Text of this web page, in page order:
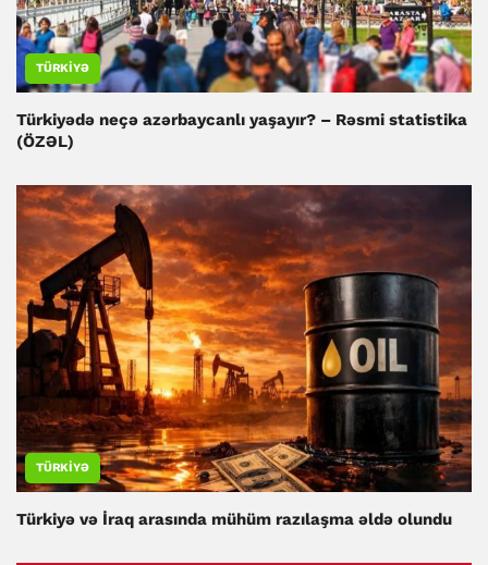
TÜRKIYƏ
Türkiyədə neçə azərbaycanlı yaşayır? – Rəsmi statistika
(ÖZƏL)
TÜRKIYƏ
Türkiyə və İraq arasında mühüm razılaşma əldə olundu